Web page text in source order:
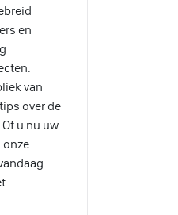
en
van
over de
u nu uw
onze